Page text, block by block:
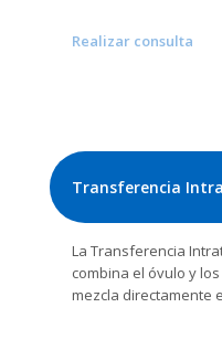
Realizar consulta
Transferencia
La Transferencia
combina el óvulo y
mezcla directamente